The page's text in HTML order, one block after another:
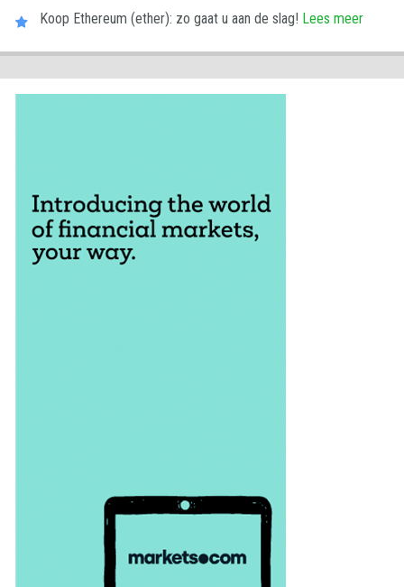
Koop Ethereum (ether): zo gaat u aan de slag! Lees meer